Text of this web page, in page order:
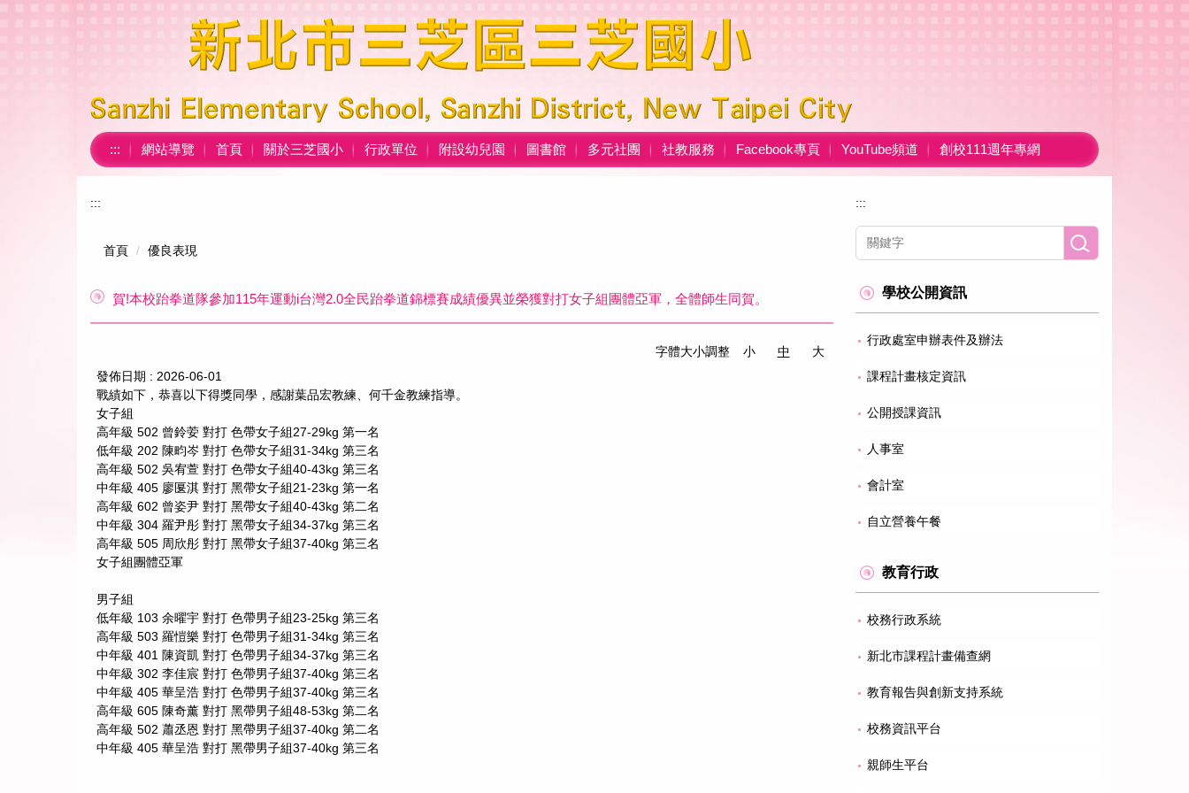
::: 網站導覽 首頁 關於三芝國小 行政單位 附設幼兒園 圖書館 多元社團 社教服務 Facebook專頁 YouTube頻道 創校111週年專網
:::
首頁 優良表現
賀!本校跆拳道隊參加115年運動i台灣2.0全民跆拳道錦標賽成績優異並榮獲對打女子組團體亞軍，全體師生同賀。
字體大小調整 小 中
大
發佈日期 : 2026-06-01
戰績如下，恭喜以下得獎同學，感謝葉品宏教練、何千金教練指導。
女子組
高年級 502 曾鈴荌 對打 色帶女子組27-29kg 第一名
低年級 202 陳畇岑 對打 色帶女子組31-34kg 第三名
高年級 502 吳宥萱 對打 色帶女子組40-43kg 第三名
中年級 405 廖匽淇 對打 黑帶女子組21-23kg 第一名
高年級 602 曾姿尹 對打 黑帶女子組40-43kg 第二名
中年級 304 羅尹彤 對打 黑帶女子組34-37kg 第三名
高年級 505 周欣彤 對打 黑帶女子組37-40kg 第三名
女子組團體亞軍
男子組
低年級 103 余曜宇 對打 色帶男子組23-25kg 第三名
高年級 503 羅愷樂 對打 色帶男子組31-34kg 第三名
中年級 401 陳資凱 對打 色帶男子組34-37kg 第三名
中年級 302 李佳宸 對打 色帶男子組37-40kg 第三名
中年級 405 華呈浩 對打 色帶男子組37-40kg 第三名
高年級 605 陳奇薰 對打 黑帶男子組48-53kg 第二名
高年級 502 蕭丞恩 對打 黑帶男子組37-40kg 第二名
中年級 405 華呈浩 對打 黑帶男子組37-40kg 第三名
:::
學校公開資訊
行政處室申辦表件及辦法
課程計畫核定資訊
公開授課資訊
人事室
會計室
自立營養午餐
教育行政
校務行政系統
新北市課程計畫備查網
教育報告與創新支持系統
校務資訊平台
親師生平台